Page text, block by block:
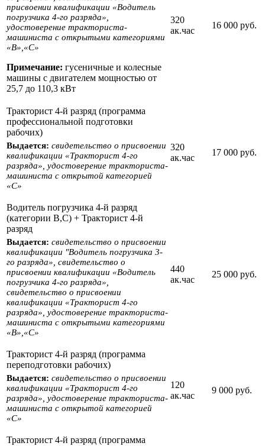
присвоении квалификации «Водитель
погрузчика 4-го разряда»,
удостоверение тракториста-
машиниста с открытыми категориями
«B»,«С»
Примечание: гусеничные и колесные
машины с двигателем мощностью от
25,7 до 110,3 кВт
320
ак.час
16 000 руб.
Тракторист 4-й разряд (программа
профессиональной подготовки
рабочих)
Выдается: свидетельство о присвоении
квалификации «Тракторист 4-го
разряда», удостоверение тракториста-
машиниста с открытой категорией
«С»
320
ак.час
17 000 руб.
Водитель погрузчика 4-й разряд
(категории В,С) + Тракторист 4-й
разряд
Выдается: свидетельство о присвоении
квалификации "Водитель погрузчика 3-
го разряда», свидетельство о
присвоении квалификации «Водитель
погрузчика 4-го разряда»,
свидетельство о присвоении
квалификации «Тракторист 4-го
разряда», удостоверение тракториста-
машиниста с открытыми категориями
«B»,«С»
440
ак.час
25 000 руб.
Тракторист 4-й разряд (программа
переподготовки рабочих)
Выдается: свидетельство о присвоении
квалификации «Тракторист 4-го
разряда», удостоверение тракториста-
машиниста с открытой категорией
«С»
120
ак.час
9 000 руб.
Тракторист 4-й разряд (программа